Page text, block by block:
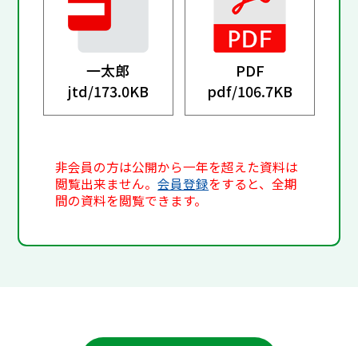
一太郎
jtd/173.0KB
PDF
pdf/106.7KB
非会員の方は公開から一年を超えた資料は
閲覧出来ません。会員登録をすると、全期
間の資料を閲覧できます。